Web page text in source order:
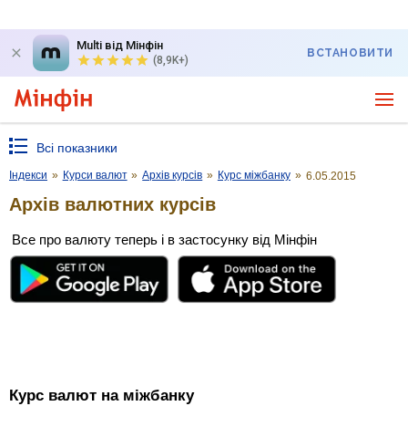
Multi від Мінфін
(8,9K+)
ВСТАНОВИТИ
Всі показники
Індекси » Курси валют » Архів курсів » Курс міжбанку » 6.05.2015
Архів валютних курсів
Все про валюту теперь і в застосунку від Мінфін
Курс валют на міжбанку